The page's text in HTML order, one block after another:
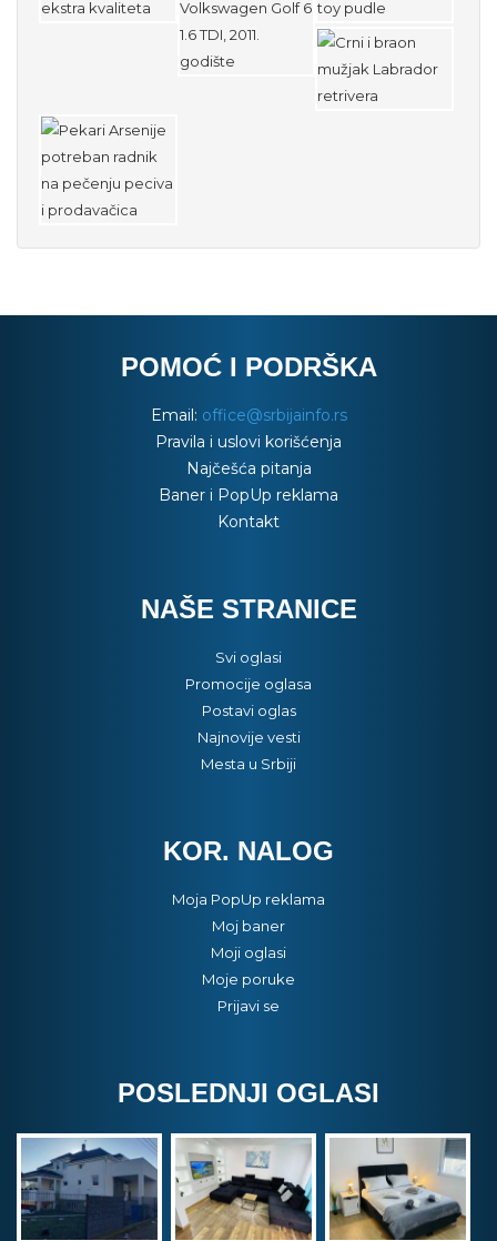
POMOĆ I PODRŠKA
Email: office@srbijainfo.rs
Pravila i uslovi korišćenja
Najčešća pitanja
Baner i PopUp reklama
Kontakt
NAŠE STRANICE
Svi oglasi
Promocije oglasa
Postavi oglas
Najnovije vesti
Mesta u Srbiji
KOR. NALOG
Moja PopUp reklama
Moj baner
Moji oglasi
Moje poruke
Prijavi se
POSLEDNJI OGLASI